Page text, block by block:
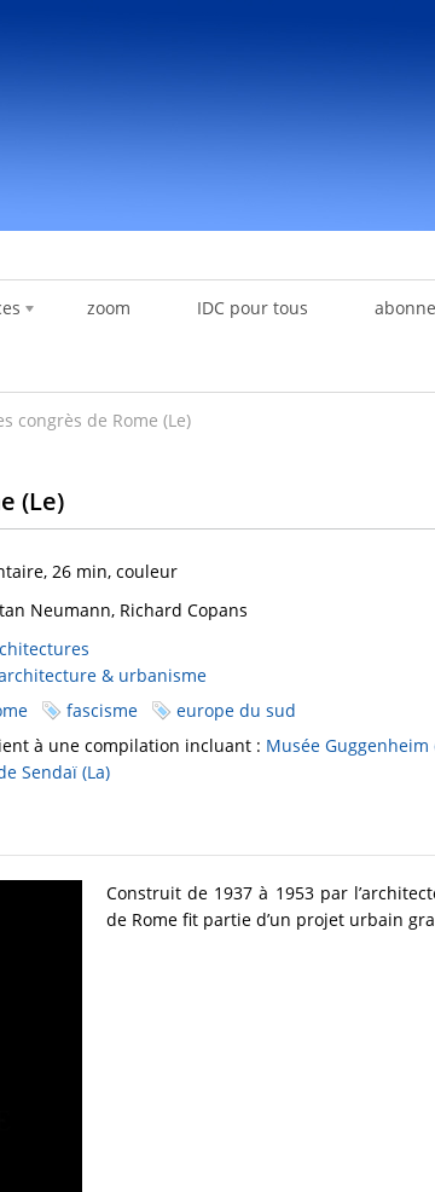
zoom IDC pour tous
congrès de Rome (Le)
(Le)
26 min, couleur
Neumann, Richard Copans
& urbanisme
fascisme
europe du sud
à une compilation incluant : Musée Guggenheim
Sendaï (La)
Construit de 1937 à 1953 par
de Rome fit partie d’un projet urbain